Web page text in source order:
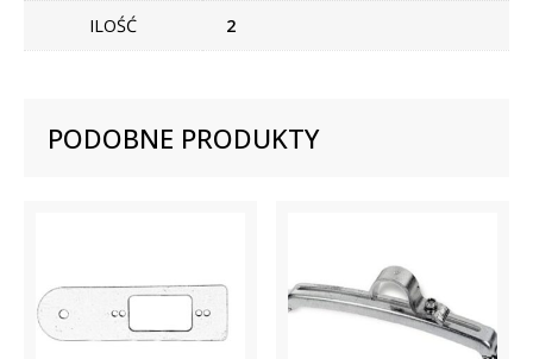
ILOŚĆ 2
PODOBNE PRODUKTY